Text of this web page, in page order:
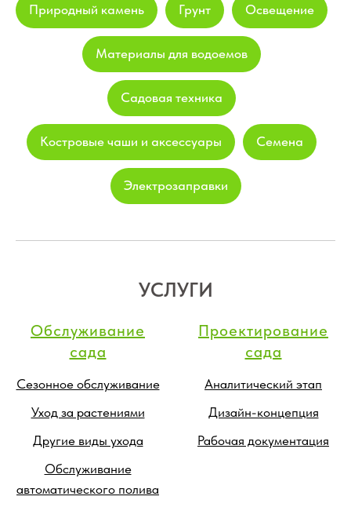
Природный камень Грунт Освещение
Материалы для водоемов
Садовая техника
Костровые чаши и аксессуары Семена
Электрозаправки
УСЛУГИ
Обслуживание
сада
Сезонное обслуживание
Уход за растениями
Другие виды ухода
Обслуживание
автоматического полива
Проектирование
сада
Аналитический этап
Дизайн-концепция
Рабочая документация